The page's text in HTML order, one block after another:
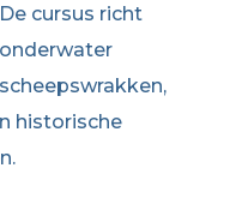
cursus richt
historische